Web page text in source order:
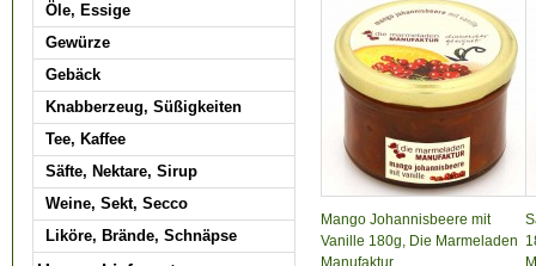
Mango Johannisbeere mit
Vanille 180g, Die Marmeladen
Manufaktur
Öle, Essige
Gewürze
Gebäck
Knabberzeug, Süßigkeiten
Tee, Kaffee
Säfte, Nektare, Sirup
Weine, Sekt, Secco
Liköre, Brände, Schnäpse